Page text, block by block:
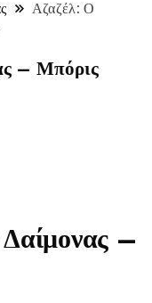
Αζαζέλ: Ο
– Μπόρις
–